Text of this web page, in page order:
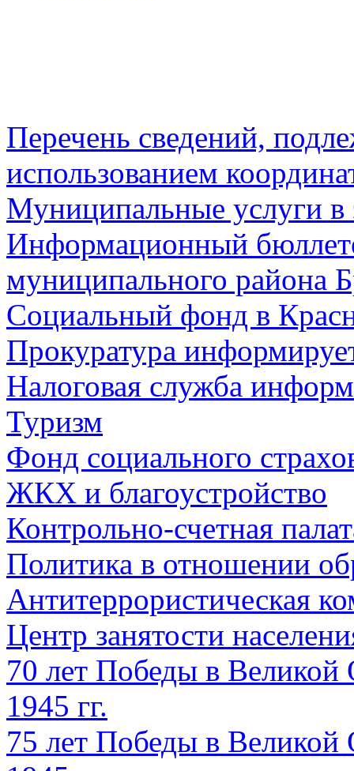
Перечень сведений,
использованием
Муниципальные услуги в
Информационный
муниципального района
Социальный фонд в
Прокуратура
Налоговая служба
Туризм
Фонд социального
ЖКХ и благоустройство
Контрольно-счетная
Политика в отношении
Антитеррористическая
Центр занятости
70 лет Победы в Великой
1945 гг.
75 лет Победы в Великой